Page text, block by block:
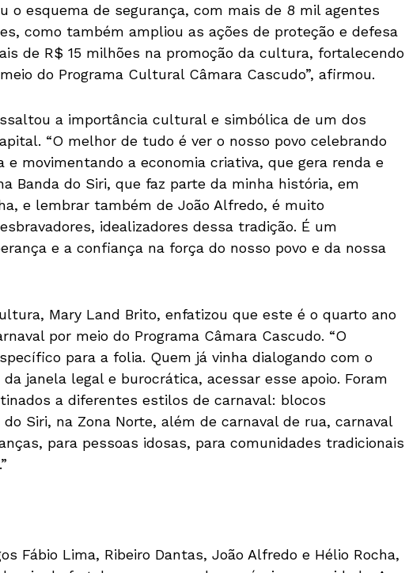
o esquema de segurança, com mais de 8 mil agentes
como também ampliou as ações de proteção e defesa
de R$ 15 milhões na promoção da cultura, fortalecendo
do Programa Cultural Câmara Cascudo”, afirmou.
a importância cultural e simbólica de um dos
“O melhor de tudo é ver o nosso povo celebrando
movimentando a economia criativa, que gera renda e
Banda do Siri, que faz parte da minha história, em
e lembrar também de João Alfredo, é muito
idealizadores dessa tradição. É um
e a confiança na força do nosso povo e da nossa
Mary Land Brito, enfatizou que este é o quarto ano
por meio do Programa Câmara Cascudo. “O
para a folia. Quem já vinha dialogando com o
janela legal e burocrática, acessar esse apoio. Foram
a diferentes estilos de carnaval: blocos
Siri, na Zona Norte, além de carnaval de rua, carnaval
para pessoas idosas, para comunidades tradicionais
Fábio Lima, Ribeiro Dantas, João Alfredo e Hélio Rocha,